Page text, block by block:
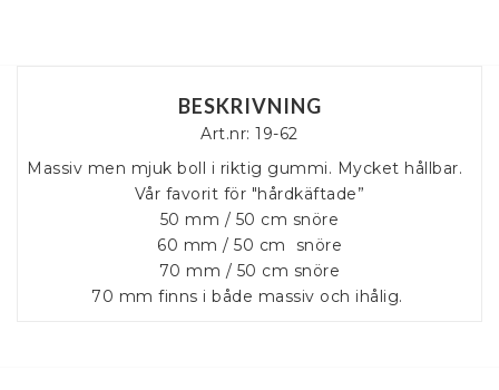
BESKRIVNING
Art.nr: 19-62
Massiv men mjuk boll i riktig gummi. Mycket hållbar.
Vår favorit för "hårdkäftade”
50 mm / 50 cm snöre
60 mm / 50 cm  snöre
70 mm / 50 cm snöre
70 mm finns i både massiv och ihålig.